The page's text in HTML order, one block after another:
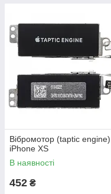
Вібромотор (taptiс engine)
iPhone XS
В наявності
452 ₴